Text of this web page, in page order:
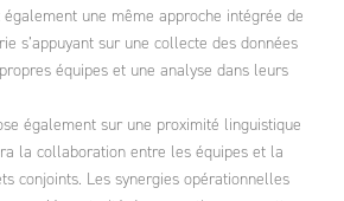
une même approche intégrée de
s’appuyant sur une collecte des données
équipes et une analyse dans leurs
également sur une proximité linguistique
la collaboration entre les équipes et la
conjoints. Les synergies opérationnelles